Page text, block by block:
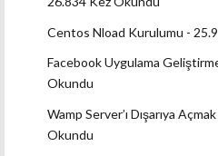
Centos Nload Kurulumu -
Facebook Uygulama
Okundu
Wamp Server’ı Dışarıya Açmak
Okundu